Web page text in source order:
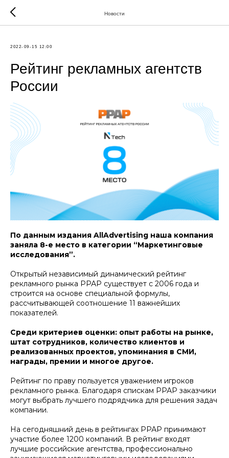
Новости
2022-09-15 12:00
Рейтинг рекламных агентств
России
По данным издания AllAdvertising наша компания
заняла 8-е место в категории “Маркетинговые
исследования”.
Открытый независимый динамический рейтинг
рекламного рынка РРАР существует с 2006 года и
строится на основе специальной формулы,
рассчитывающей соотношение 11 важнейших
показателей.
Среди критериев оценки: опыт работы на рынке,
штат сотрудников, количество клиентов и
реализованных проектов, упоминания в СМИ,
награды, премии и многое другое.
Рейтинг по праву пользуется уважением игроков
рекламного рынка. Благодаря спискам РРАР заказчики
могут выбрать лучшего подрядчика для решения задач
компании.
На сегодняшний день в рейтингах РРАР принимают
участие более 1200 компаний. В рейтинг входят
лучшие российские агентства, профессионально